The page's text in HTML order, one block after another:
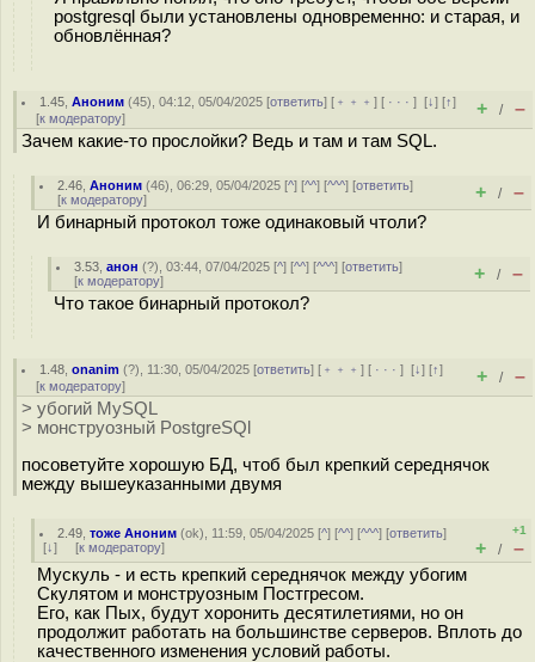
postgresql были установлены одновременно: и старая, и
обновлённая?
1.45 ,Аноним (45), 04:12, 05/04/2025 [ответить] [ ﹢﹢﹢] [ · · ·][↓] [↑]
[к модератору] + / –
Зачем какие-то прослойки? Ведь и там и там SQL.
2.46 ,Аноним (46), 06:29, 05/04/2025 [^] [^^] [^^^] [ответить]
[к модератору] + / –
И бинарный протокол тоже одинаковый чтоли?
3.53 ,анон (?), 03:44, 07/04/2025 [^] [^^] [^^^] [ответить]
[к модератору] + / –
Что такое бинарный протокол?
1.48 ,onanim (?), 11:30, 05/04/2025 [ответить] [ ﹢﹢﹢] [ · · ·][↓] [↑]
[к модератору] + / –
> убогий MySQL
> монструозный PostgreSQl
посоветуйте хорошую БД, чтоб был крепкий середнячок
между вышеуказанными двумя
2.49 ,тоже Аноним (ok), 11:59, 05/04/2025 [^] [^^] [^^^] [ответить]
[↓] [к модератору]
+1
+ / –
Мускуль - и есть крепкий середнячок между убогим
Скулятом и монструозным Постгресом.
Его, как Пых, будут хоронить десятилетиями, но он
продолжит работать на большинстве серверов. Вплоть до
качественного изменения условий работы.